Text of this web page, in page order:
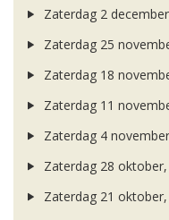
Zaterdag 2
Zaterdag 25
Zaterdag 18
Zaterdag 11
Zaterdag 4
Zaterdag 28
Zaterdag 21